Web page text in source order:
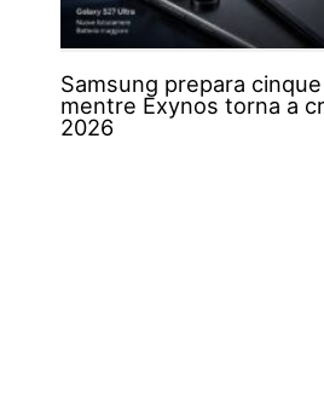
Samsung prepara
mentre Exynos torna a
2026